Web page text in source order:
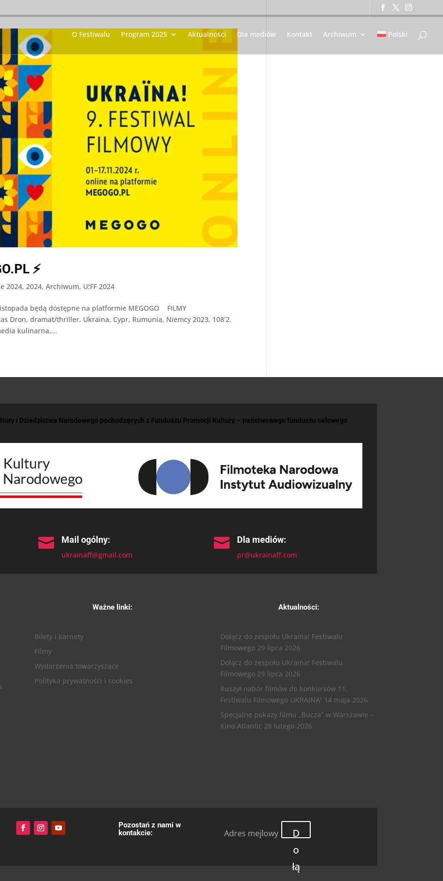
O Festiwalu Program 2025 Aktualności Dla mediów Kontakt Archiwum Polski
⚡
2024,2024,Archiwum, U!FF 2024
będą dostępne na platformie MEGOGO FILMY
Dron, dramat/thriller, Ukraina, Cypr, Rumunia, Niemcy 2023, 108’2.
kulinarna,...
i Dziedzictwa Narodowego pochodzących z Funduszu Promocji Kultury – państwowego funduszu celowego
 Mail ogólny:
ukrainaff@gmail.com
 Dla mediów:
pr@ukrainaff.com
Ważne linki:
Bilety i karnety
Filmy
Wydarzenia towarzyszące
Polityka prywatności i cookies
Aktualności:
Dołącz do zespołu Ukraina! Festiwalu
Filmowego 29 lipca 2026
Dołącz do zespołu Ukraina! Festiwalu
Filmowego 29 lipca 2026
Ruszył nabór filmów do konkursów 11.
Festiwalu Filmowego UKRAINA! 14 maja 2026
Specjalne pokazy filmu „Bucza” w Warszawie –
Kino Atlantic 28 lutego 2026
Pozostań z nami w
kontakcie:
D
o
łą